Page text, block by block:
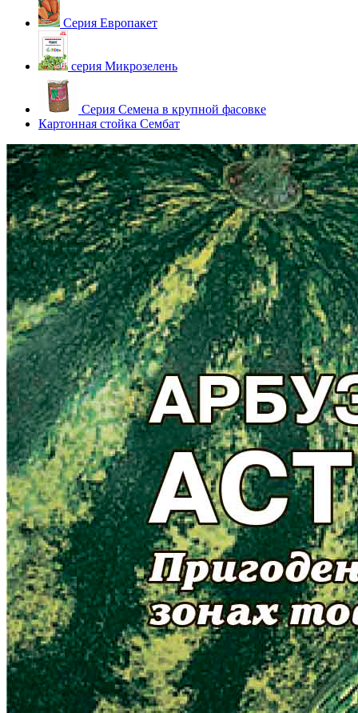
Серия Европакет
серия Микрозелень
Серия Семена в крупной фасовке
Картонная стойка Сембат